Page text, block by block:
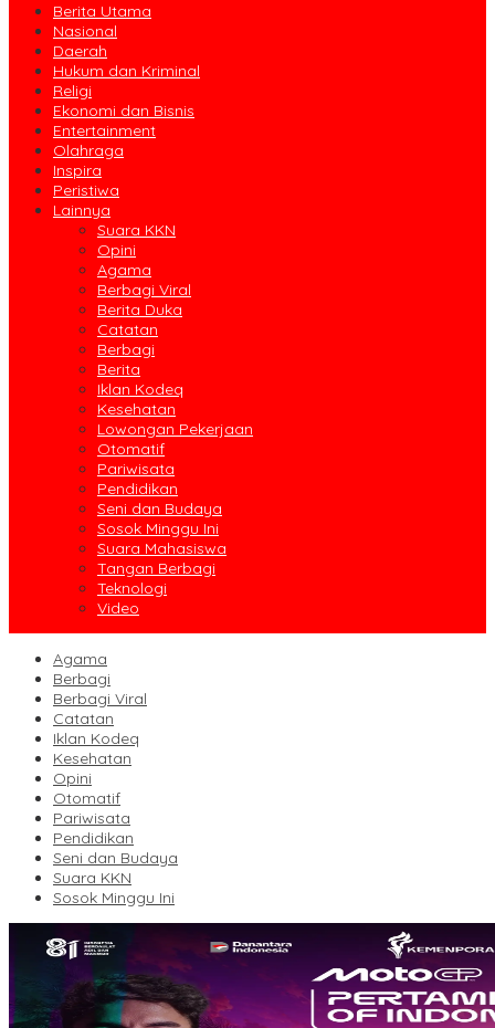
Berita Utama
Nasional
Daerah
Hukum dan Kriminal
Religi
Ekonomi dan Bisnis
Entertainment
Olahraga
Inspira
Peristiwa
Lainnya
Suara KKN
Opini
Agama
Berbagi Viral
Berita Duka
Catatan
Berbagi
Berita
Iklan Kodeq
Kesehatan
Lowongan Pekerjaan
Otomatif
Pariwisata
Pendidikan
Seni dan Budaya
Sosok Minggu Ini
Suara Mahasiswa
Tangan Berbagi
Teknologi
Video
Agama
Berbagi
Berbagi Viral
Catatan
Iklan Kodeq
Kesehatan
Opini
Otomatif
Pariwisata
Pendidikan
Seni dan Budaya
Suara KKN
Sosok Minggu Ini